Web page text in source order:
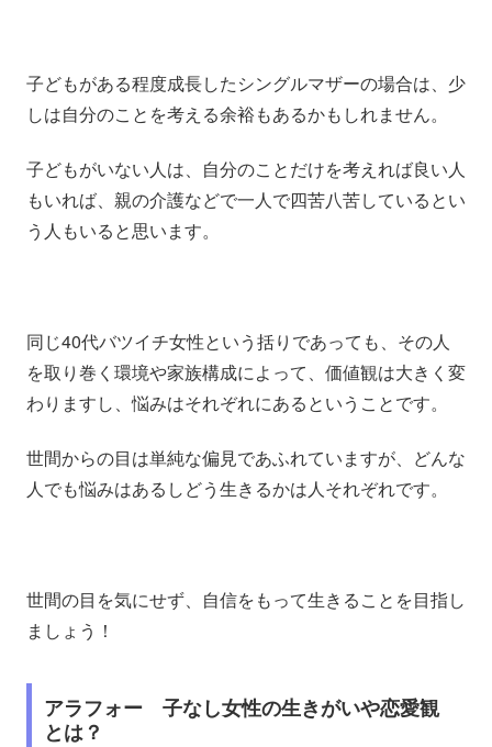
子どもがある程度成長したシングルマザーの場合は、少
しは自分のことを考える余裕もあるかもしれません。
子どもがいない人は、自分のことだけを考えれば良い人
もいれば、親の介護などで一人で四苦八苦しているとい
う人もいると思います。
同じ40代バツイチ女性という括りであっても、その人
を取り巻く環境や家族構成によって、価値観は大きく変
わりますし、悩みはそれぞれにあるということです。
世間からの目は単純な偏見であふれていますが、どんな
人でも悩みはあるしどう生きるかは人それぞれです。
世間の目を気にせず、自信をもって生きることを目指し
ましょう！
アラフォー 子なし女性の生きがいや恋愛観
とは？